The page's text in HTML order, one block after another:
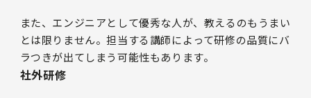
また、エンジニアとして優秀な人が、教えるのもうまい
とは限りません。担当する講師によって研修の品質にバ
ラつきが出てしまう可能性もあります。
社外研修